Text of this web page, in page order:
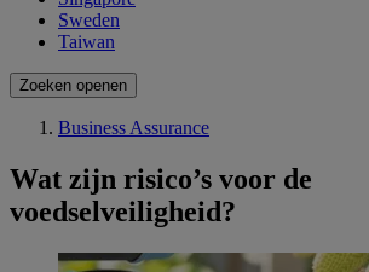
Sweden
Taiwan
Zoeken openen
Business Assurance
Wat zijn risico’s voor de
voedselveiligheid?